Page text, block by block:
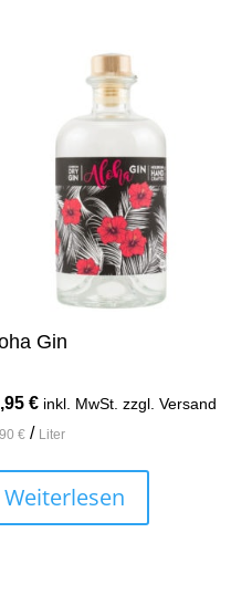
Gin
€ inkl. MwSt. zzgl. Versand
€ / Liter
Weiterlesen